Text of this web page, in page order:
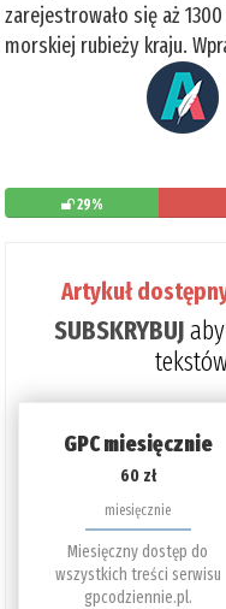
zarejestrowało się aż
morskiej rubieży kraju.
29%
Artykuł
SUBSKRYBUJ
GPC miesięcznie
60 zł
miesięcznie
Miesięczny dostęp do
wszystkich treści serwisu
gpcodziennie.pl.